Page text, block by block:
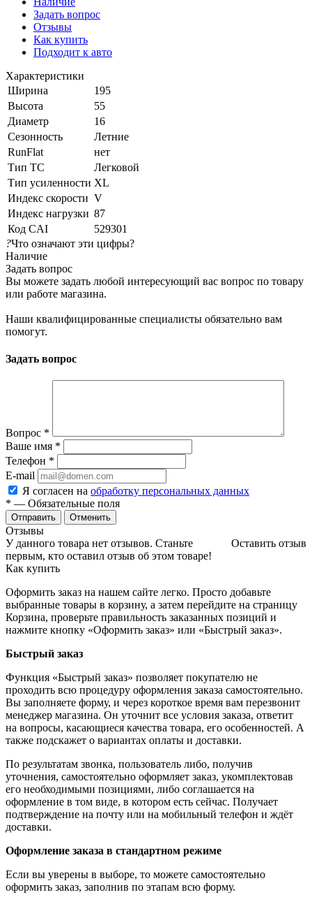
Задать вопрос
Отзывы
Как купить
Подходит к авто
Характеристики
Ширина
195
Высота
55
Диаметр
16
Сезонность
Летние
RunFlat
нет
Тип ТС
Легковой
Тип усиленности XL
Индекс скорости V
Индекс нагрузки 87
Код CAI
529301
?Что означают эти цифры?
Наличие
Задать вопрос
Вы можете задать любой интересующий вас вопрос по товару
или работе магазина.
Наши квалифицированные специалисты обязательно вам
помогут.
Задать вопрос
Вопрос *
Ваше имя *
Телефон *
E-mail
Я согласен на обработку персональных данных
* — Обязательные поля
Отменить
Отзывы
Оставить отзыв
У данного товара нет отзывов. Станьте
первым, кто оставил отзыв об этом товаре!
Как купить
Оформить заказ на нашем сайте легко. Просто добавьте
выбранные товары в корзину, а затем перейдите на страницу
Корзина, проверьте правильность заказанных позиций и
нажмите кнопку «Оформить заказ» или «Быстрый заказ».
Быстрый заказ
Функция «Быстрый заказ» позволяет покупателю не
проходить всю процедуру оформления заказа самостоятельно.
Вы заполняете форму, и через короткое время вам перезвонит
менеджер магазина. Он уточнит все условия заказа, ответит
на вопросы, касающиеся качества товара, его особенностей. А
также подскажет о вариантах оплаты и доставки.
По результатам звонка, пользователь либо, получив
уточнения, самостоятельно оформляет заказ, укомплектовав
его необходимыми позициями, либо соглашается на
оформление в том виде, в котором есть сейчас. Получает
подтверждение на почту или на мобильный телефон и ждёт
доставки.
Оформление заказа в стандартном режиме
Если вы уверены в выборе, то можете самостоятельно
оформить заказ, заполнив по этапам всю форму.